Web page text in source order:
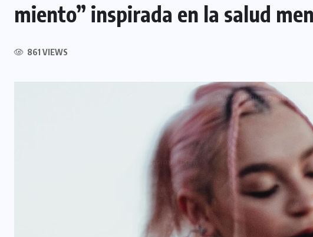
miento” inspirada en la salud
861 VIEWS
Capturan a siete presuntos
dedicada al desmantelamiento de